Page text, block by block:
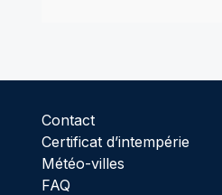
Contact
Certificat d’intempérie
Météo-villes
FAQ